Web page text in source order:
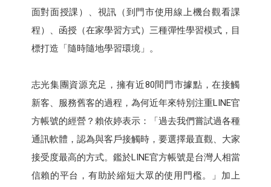
面對面授課）、視訊（到門市使用線上機台觀看課
程）、函授（在家學習方式）三種彈性學習模式，目
標打造「隨時隨地學習環境」。
志光集團資源充足，擁有近80間門市據點，在接觸
新客、服務舊客的過程，為何近年來特別注重LINE官
方帳號的經營？賴依婷表示：「過去我們嘗試過各種
通訊軟體，認為與客戶接觸時，要選擇最直觀、大家
接受度最高的方式。鑑於LINE官方帳號是台灣人相當
信賴的平台，有助於縮短大眾的使用門檻。」加上